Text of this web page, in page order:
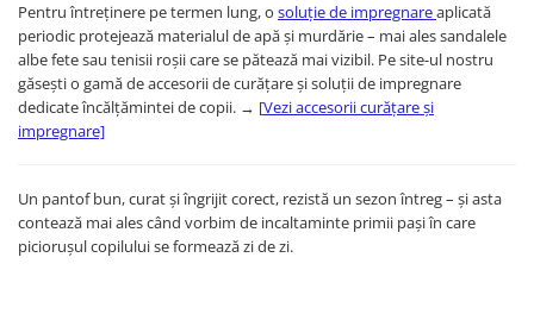
Pentru întreținere pe termen lung, o soluție de impregnareaplicată
periodic protejează materialul de apă și murdărie – mai ales sandalele
albe fete sau tenisii roșii care se pătează mai vizibil. Pe site-ul nostru
găsești o gamă de accesorii de curățare și soluții de impregnare
dedicate încălțămintei de copii. → [Vezi accesorii curățare și
impregnare]
Un pantof bun, curat și îngrijit corect, rezistă un sezon întreg – și asta
contează mai ales când vorbim de incaltaminte primii pași în care
piciorușul copilului se formează zi de zi.